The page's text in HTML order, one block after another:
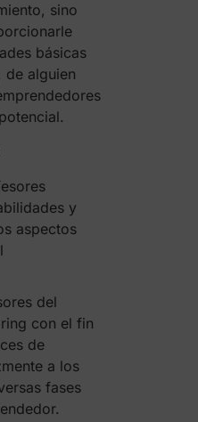
sino
básicas
de alguien
y
aspectos
del
con el fin
de
a los
fases